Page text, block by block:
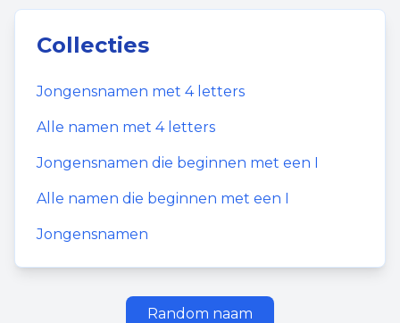
Collecties
Jongensnamen met 4letters
Alle namen met 4letters
Jongensnamen die beginnen met een I
Alle namen die beginnen met een I
Jongensnamen
Random naam